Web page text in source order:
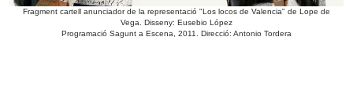
Fragment cartell anunciador de la representació "Los locos de Valencia" de Lope de
Vega. Disseny: Eusebio López
Programació Sagunt a Escena, 2011. Direcció: Antonio Tordera